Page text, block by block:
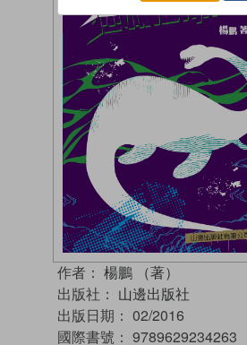
作者： 楊鵬 （著）
出版社： 山邊出版社
出版日期： 02/2016
國際書號： 9789629234263